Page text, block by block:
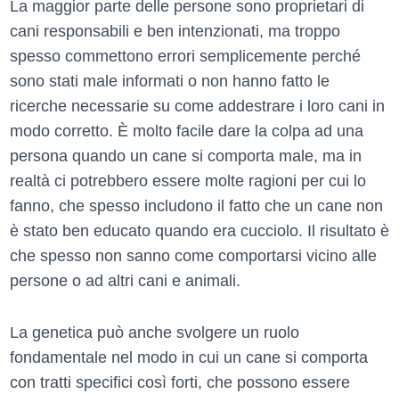
La maggior parte delle persone sono proprietari di
cani responsabili e ben intenzionati, ma troppo
spesso commettono errori semplicemente perché
sono stati male informati o non hanno fatto le
ricerche necessarie su come addestrare i loro cani in
modo corretto. È molto facile dare la colpa ad una
persona quando un cane si comporta male, ma in
realtà ci potrebbero essere molte ragioni per cui lo
fanno, che spesso includono il fatto che un cane non
è stato ben educato quando era cucciolo. Il risultato è
che spesso non sanno come comportarsi vicino alle
persone o ad altri cani e animali.
La genetica può anche svolgere un ruolo
fondamentale nel modo in cui un cane si comporta
con tratti specifici così forti, che possono essere